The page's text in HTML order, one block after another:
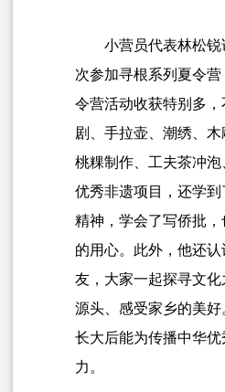
小营员代表林松
次参加寻根系列夏令
令营活动收获特别多，
剧、手拉壶、潮绣、
桃粿制作、工夫茶冲
优秀非遗项目，还学
精神，学会了写侨批
的用心。此外，他还认
友，大家一起探寻文
源头、感受家乡的美
长大后能为传播中华
力。